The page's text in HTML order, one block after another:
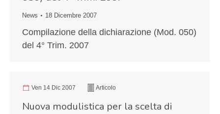
News 18 Dicembre 2007
Compilazione della dichiarazione (Mod. 050)
del 4° Trim. 2007
Ven 14 Dic 2007 Articolo
Nuova modulistica per la scelta di